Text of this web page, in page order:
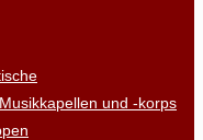
und -korps